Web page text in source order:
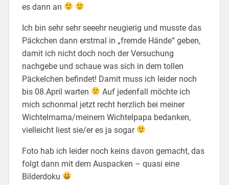
es dann an
Ich bin sehr sehr seeehr neugierig und musste das
Päckchen dann erstmal in „fremde Hände“ geben,
damit ich nicht doch noch der Versuchung
nachgebe und schaue was sich in dem tollen
Päckelchen befindet! Damit muss ich leider noch
bis 08.April warten
Auf jedenfall möchte ich
mich schonmal jetzt recht herzlich bei meiner
Wichtelmama/meinem Wichtelpapa bedanken,
vielleicht liest sie/er es ja sogar
Foto hab ich leider noch keins davon gemacht, das
folgt dann mit dem Auspacken – quasi eine
Bilderdoku